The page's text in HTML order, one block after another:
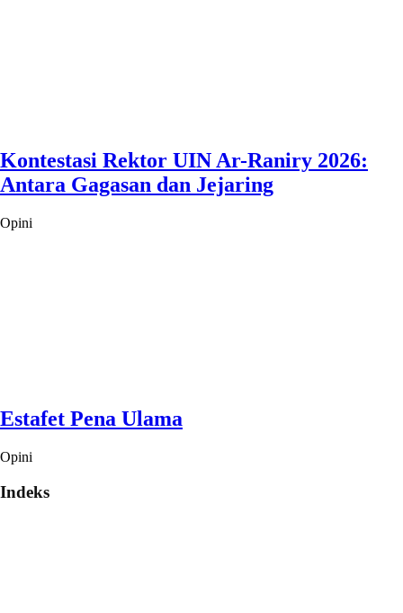
Kontestasi Rektor UIN Ar-Raniry 2026:
Antara Gagasan dan Jejaring
Opini
Estafet Pena Ulama
Opini
Indeks